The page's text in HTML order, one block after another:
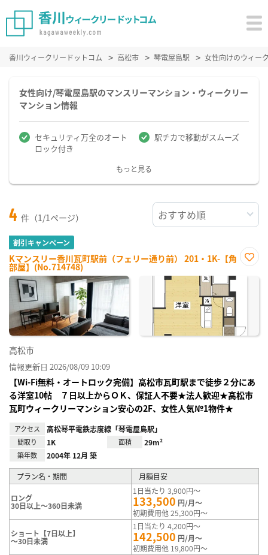
香川ウィークリードットコム 高松市 琴電屋島駅 女性向けのウィー
女性向け/琴電屋島駅のマンスリーマンション・ウィークリー
マンション情報
セキュリティ万全のオート
ロック付き
駅チカで移動がスムーズ
もっと見る
4 件（1/1ページ）
割引キャンペーン
Kマンスリー香川瓦町駅前（フェリー通り前） 201・1K-【角
部屋】(No.714748)
に入
高松市
情報更新日 2026/08/09 10:09
【Wi-Fi無料・オートロック完備】高松市瓦町駅まで徒歩２分にあ
る洋室10帖 ７日以上からＯＫ、保証人不要★法人歓迎★高松市
瓦町ウィークリーマンション安心の2F、女性人気№1物件★
アクセス 高松琴平電鉄志度線「琴電屋島駅」
間取り 1K 面積 29m²
築年数 2004年 12月 築
プラン名・期間 月額目安
ロング
30日以上～360日未満
1日当たり 3,900円～
133,500 円/月～
初期費用他 25,300円～
ショート【7日以上】
～30日未満
1日当たり 4,200円～
142,500 円/月～
初期費用他 19,800円～